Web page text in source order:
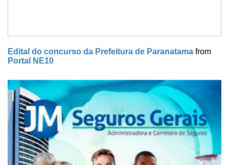
Edital do concurso da Prefeitura de Paranatama from
Portal NE10